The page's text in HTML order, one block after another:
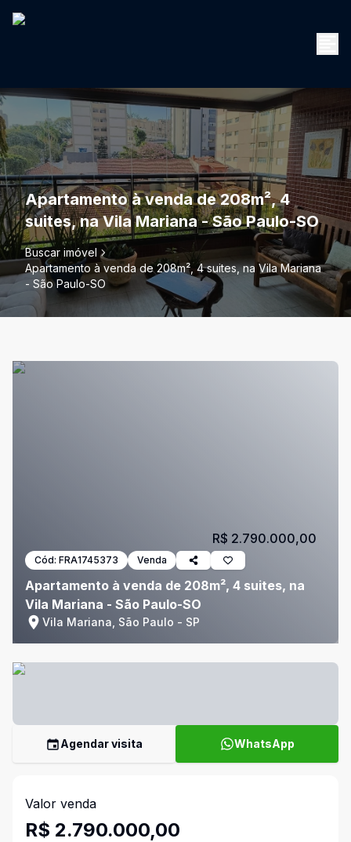
Apartamento à venda de 208m², 4
suites, na Vila Mariana - São Paulo-SO
Buscar imóvel
Apartamento à venda de 208m², 4 suites, na Vila Mariana
- São Paulo-SO
Cód: FRA1745373 Venda
Apartamento à venda de 208m², 4 suites, na
Vila Mariana - São Paulo-SO
Vila Mariana, São Paulo - SP
R$ 2.790.000,00
Agendar visita WhatsApp
Valor venda
R$ 2.790.000,00